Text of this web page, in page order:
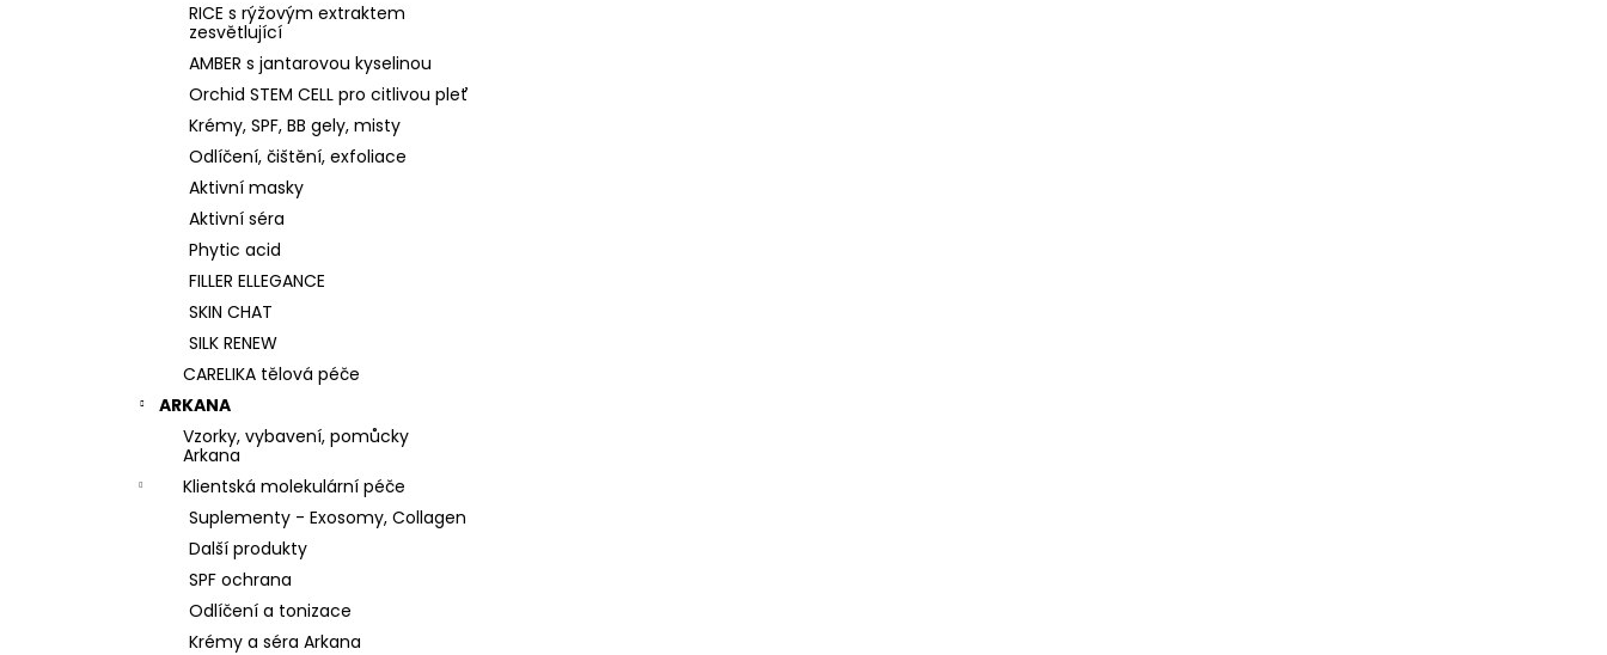
RICE s rýžovým extraktem
zesvětlující
AMBER s jantarovou kyselinou
Orchid STEM CELL pro citlivou pleť
Krémy, SPF, BB gely, misty
Odlíčení, čištění, exfoliace
Aktivní masky
Aktivní séra
Phytic acid
FILLER ELLEGANCE
SKIN CHAT
SILK RENEW
CARELIKA tělová péče
ARKANA
Vzorky, vybavení, pomůcky
Arkana
Klientská molekulární péče
Suplementy - Exosomy, Collagen
Další produkty
SPF ochrana
Odlíčení a tonizace
Krémy a séra Arkana